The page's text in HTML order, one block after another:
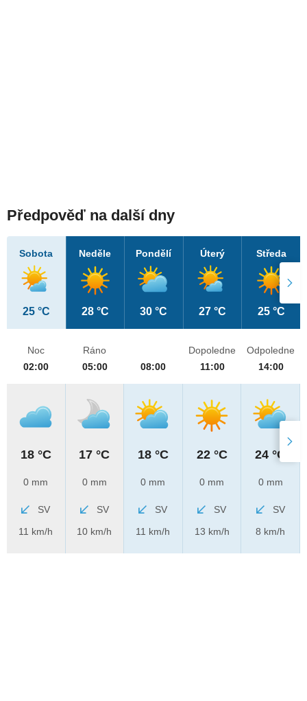
Předpověď na další dny
Sobota
25 °C
Neděle
28 °C
Pondělí
30 °C
Úterý
27 °C
Středa
25 °C
Noc
02:00
18 °C
0 mm
SV
11 km/h
Ráno
05:00
17 °C
0 mm
SV
10 km/h
08:00
18 °C
0 mm
SV
11 km/h
Dopoledne
11:00
22 °C
0 mm
SV
13 km/h
Odpoledne
14:00
24 °C
0 mm
SV
8 km/h